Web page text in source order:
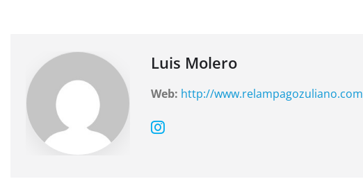
o
p
Luis Molero
Web: http://www.relampagozuliano.com